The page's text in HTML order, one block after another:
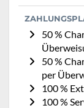
50 %
50 %
per
100 %
100 %